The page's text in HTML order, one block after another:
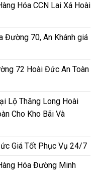
Hóa CCN Lai Xá Hoài
Đường 70, An Khánh giá
72 Hoài Đức An Toàn
Lộ Thăng Long Hoài
Cho Kho Bãi Và
Giá Tốt Phục Vụ 24/7
Hóa Đường Minh